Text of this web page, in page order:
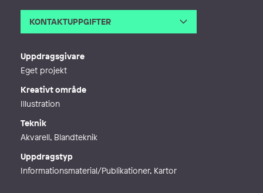
KONTAKTUPPGIFTER
Uppdragsgivare
Eget projekt
Kreativt område
Illustration
Teknik
Akvarell, Blandteknik
Uppdragstyp
Informationsmaterial/Publikationer, Kartor